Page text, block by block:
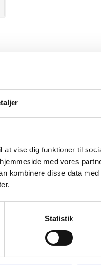
vise dig funktioner til
med vores
kombinere disse data
Statistik